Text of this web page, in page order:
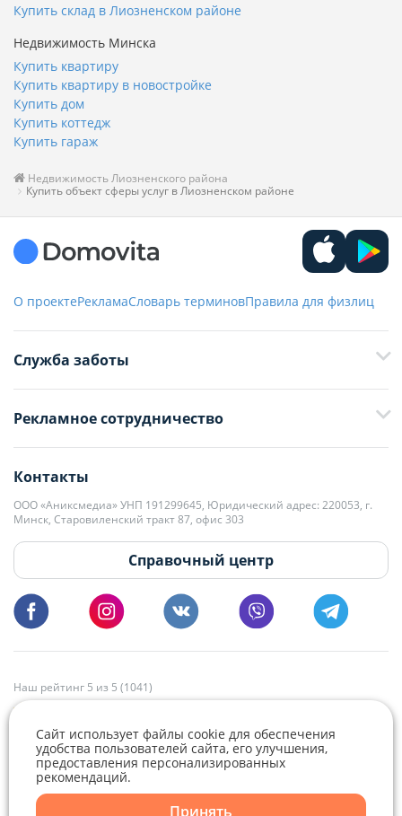
Купить склад в Лиозненском районе
Недвижимость Минска
Купить квартиру
Купить квартиру в новостройке
Купить дом
Купить коттедж
Купить гараж
Недвижимость Лиозненского района
Купить объект сферы услуг в Лиозненском районе
О проектеРекламаСловарь терминовПравила для физлиц
Служба заботы
+375 29 376-13-70
+375 33 376-13-70
editor@domovita.by
Мы принимаем звонки и отвечаем на письма в будние дни с 9:00 до
18:00.
Рекламное сотрудничество
+375 29 563-15-61 Кристина Филюта
kb@domovita.by
+375 29 179-11-28 Владислав Гладченко
vg@domovita.by
Пишите и звоните нам в будние дни с 8:00 до 20:00.
Контакты
ООО «Аниксмедиа» УНП 191299645, Юридический адрес: 220053, г.
Минск, Старовиленский тракт 87, офис 303
Справочный центр
Наш рейтинг 5 из 5 (1041)
Сайт использует файлы cookie для обеспечения
удобства пользователей сайта, его улучшения,
предоставления персонализированных
рекомендаций.
Принять